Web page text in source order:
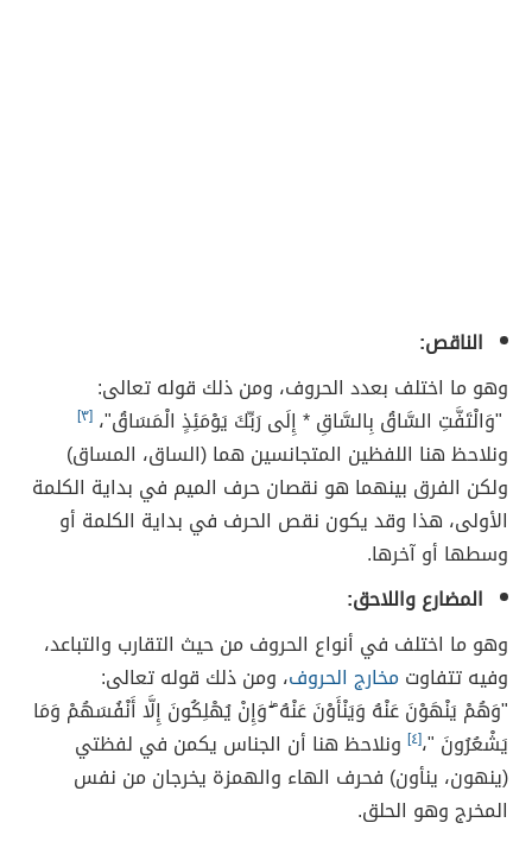
الناقص:
وهو ما اختلف بعدد الحروف، ومن ذلك قوله تعالى:
"وَالْتَفَّتِ السَّاقُ بِالسَّاقِ * إِلَى رَبِّكَ يَوْمَئِذٍ الْمَسَاقُ"، [٣]
ونلاحظ هنا اللفظين المتجانسين هما (الساق، المساق)
ولكن الفرق بينهما هو نقصان حرف الميم في بداية الكلمة
الأولى، هذا وقد يكون نقص الحرف في بداية الكلمة أو
وسطها أو آخرها.
المضارع واللاحق:
وهو ما اختلف في أنواع الحروف من حيث التقارب والتباعد،
وفيه تتفاوتمخارج الحروف، ومن ذلك قوله تعالى:
"وَهُمْ يَنْهَوْنَ عَنْهُ وَيَنْأَوْنَ عَنْهُ ۖ وَإِنْ يُهْلِكُونَ إِلَّا أَنْفُسَهُمْ وَمَا
يَشْعُرُونَ "،[٤]
ونلاحظ هنا أن الجناس يكمن في لفظتي
(ينهون، ينأون) فحرف الهاء والهمزة يخرجان من نفس
المخرج وهو الحلق.